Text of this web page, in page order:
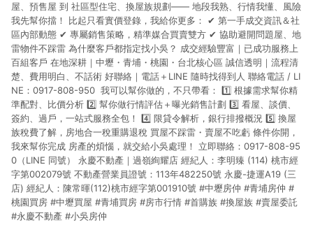
屋、預售屋 到 社區型住宅、換屋族規劃—— 地段我熟、行情我懂、風險
我先幫你擋！ 比起只看實價登錄，我給你更多： ✔ 第一手成交資訊＆社
區內部動態 ✔ 專屬銷售策略，精準媒合買賣雙方 ✔ 協助避開問題屋、地
雷物件不踩雷 為什麼客戶都指定找小吳？ 成交經驗豐富｜已成功服務上
百組客戶 在地深耕｜中壢・青埔・桃園・台北核心區 誠信透明｜流程清
楚、費用明白、不話術 好聯絡｜電話＋LINE 隨時找得到人 聯絡電話 / LI
NE：0917-808-950 ‍ 我可以幫你做的，不只帶看： 1️⃣ 根據需求幫你精
準配對、比價分析 2️⃣ 幫你做行情評估＋曝光銷售計劃 3️⃣ 看屋、談價、
簽約、過戶，一站式服務全包！ 4️⃣ 限貸令解析，銀行排撥概況 5️⃣ 換屋
族稅費了解，房地合一稅重購退稅 買屋不踩雷・賣屋不吃虧 條件你開，
我來幫你完成 房產的煩惱，就交給小吳處理！ 立即聯絡：0917-808-95
0（LINE 同號） 永慶不動產｜過嶺絢耀店 經紀人：李明臻 (114) 桃市經
字第002079號 不動產營業員證號：113年482250號 永慶-捷運A19 (三
店) 經紀人：陳常暉(112)桃市經字第001910號 #中壢房仲 #青埔房仲 #
桃園買房 #中壢買屋 #青埔買房 #房市行情 #首購族 #換屋族 #賣屋委託
#永慶不動產 #小吳房仲